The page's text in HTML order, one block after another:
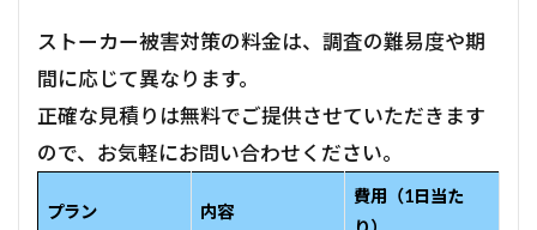
ストーカー被害対策の料金は、調査の難易度や期
間に応じて異なります。
正確な見積りは無料でご提供させていただきます
ので、お気軽にお問い合わせください。
プラン 内容
費用（1日当た